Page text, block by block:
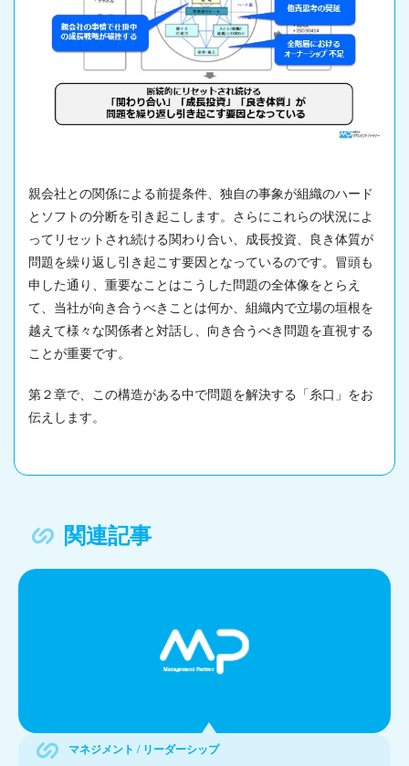
親会社との関係による前提条件、独自の事象が組織のハード
とソフトの分断を引き起こします。さらにこれらの状況によ
ってリセットされ続ける関わり合い、成長投資、良き体質が
問題を繰り返し引き起こす要因となっているのです。冒頭も
申した通り、重要なことはこうした問題の全体像をとらえ
て、当社が向き合うべきことは何か、組織内で立場の垣根を
越えて様々な関係者と対話し、向き合うべき問題を直視する
ことが重要です。
第２章で、この構造がある中で問題を解決する「糸口」をお
伝えします。
関連記事
マネジメント / リーダーシップ